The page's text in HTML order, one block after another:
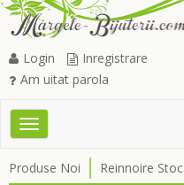
Login
Inregistrare
Am uitat parola
Toggle
Produse Noi Reinnoire Stoc